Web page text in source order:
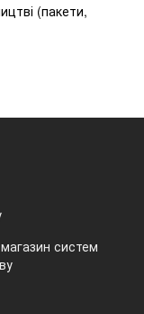
(пакети,
систем